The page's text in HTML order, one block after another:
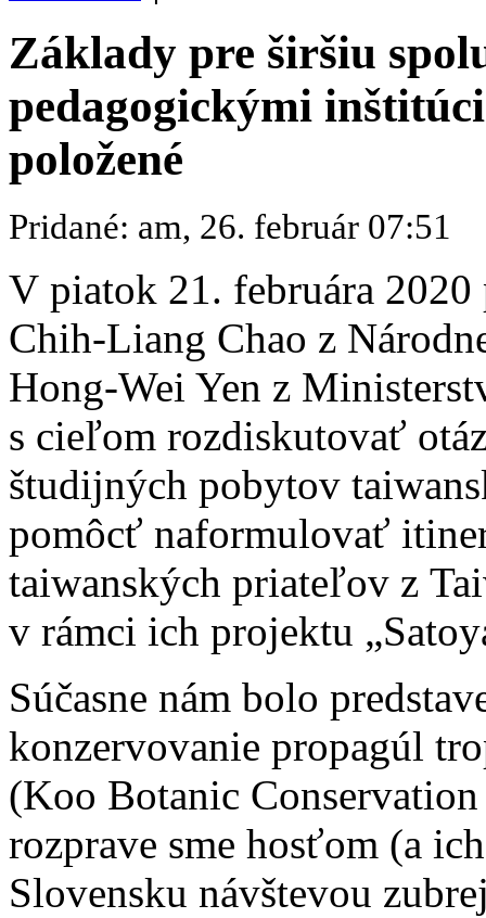
Základy pre širšiu
pedagogickými
položené
Pridané: am, 26. február 07:51
V piatok 21. februára 2020
Chih-Liang Chao z
Hong-Wei Yen z
s cieľom rozdiskutovať
študijných pobytov
pomôcť naformulovať
taiwanských priateľov z
v rámci ich projektu
Súčasne nám bolo
konzervovanie propagúl
(Koo Botanic
rozprave sme hosťom (a
Slovensku návštevou